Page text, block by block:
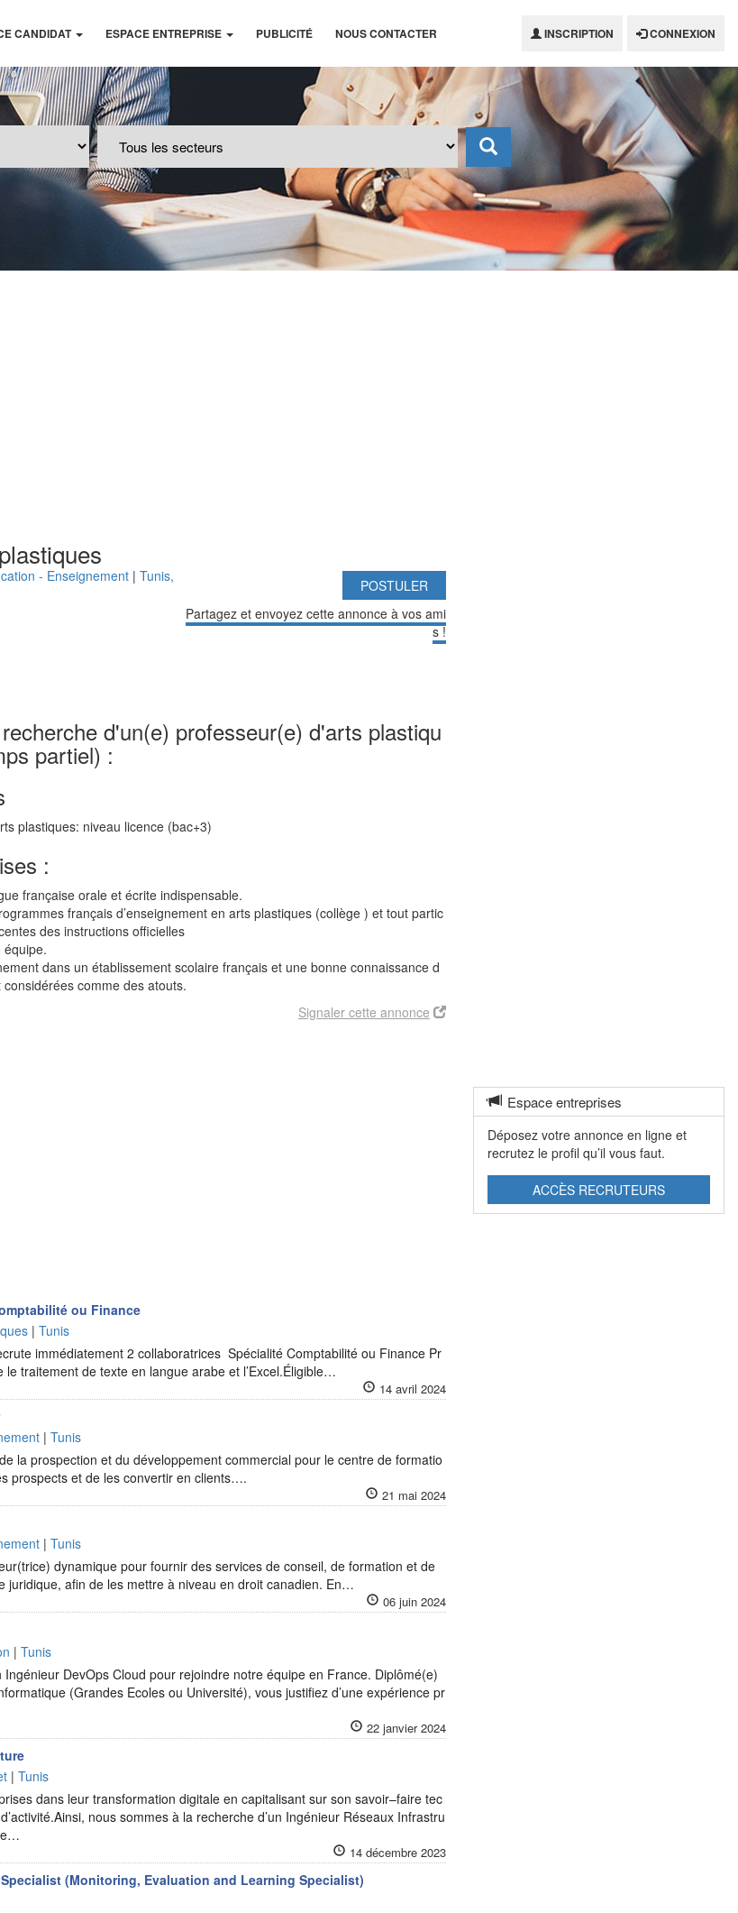
CANDIDAT ESPACE ENTREPRISE PUBLICITÉ NOUS CONTACTER INSCRIPTION CONNEXION
- Enseignement |Tunis,
POSTULER
Partagez et envoyez cette annonce à vos ami
s !
d'un(e) professeur(e) d'arts plastiqu
partiel) :
plastiques: niveau licence (bac+3)
:
française orale et écrite indispensable.
français d’enseignement en arts plastiques (collège ) et tout partic
des instructions officielles
équipe.
dans un établissement scolaire français et une bonne connaissance d
comme des atouts.
Signaler cette annonce
ou Finance
|Tunis
immédiatement 2 collaboratrices Spécialité Comptabilité ou Finance Pr
traitement de texte en langue arabe et l’Excel.Éligible…
14 avril 2024
|Tunis
la prospection et du développement commercial pour le centre de formatio
prospects et de les convertir en clients….
21 mai 2024
|Tunis
dynamique pour fournir des services de conseil, de formation et de
juridique, afin de les mettre à niveau en droit canadien. En…
06 juin 2024
|Tunis
Ingénieur DevOps Cloud pour rejoindre notre équipe en France. Diplômé(e)
(Grandes Ecoles ou Université), vous justifiez d’une expérience pr
22 janvier 2024
|Tunis
dans leur transformation digitale en capitalisant sur son savoir–faire tec
nous sommes à la recherche d’un Ingénieur Réseaux Infrastru
14 décembre 2023
Specialist (Monitoring, Evaluation and Learning Specialist)
Espace entreprises
Déposez votre annonce en ligne et
recrutez le profil qu’il vous faut.
ACCÈS RECRUTEURS